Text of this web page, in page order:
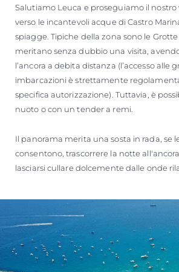
Salutiamo Leuca e proseguiamo il nostro
verso le incantevoli acque di Castro
spiagge. Tipiche della zona sono le
meritano senza dubbio una visita,
l’ancora a debita distanza (l’accesso alle
imbarcazioni è strettamente
specifica autorizzazione). Tuttavia, è
nuoto o con un tender a remi.
Il panorama merita una sosta in rada, se
consentono, trascorrere la notte
lasciarsi cullare dolcemente dalle onde